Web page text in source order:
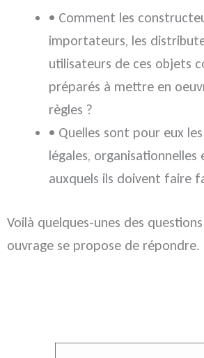
• Comment les
importateurs, les
utilisateurs de ces objets
préparés à mettre en
règles ?
• Quelles sont pour eux
légales, organisationnelles
auxquels ils doivent faire
Voilà quelques-unes des
ouvrage se propose de répondre.